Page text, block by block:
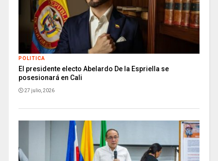
POLITICA
El presidente electo Abelardo De la Espriella se
posesionará en Cali
27 julio, 2026